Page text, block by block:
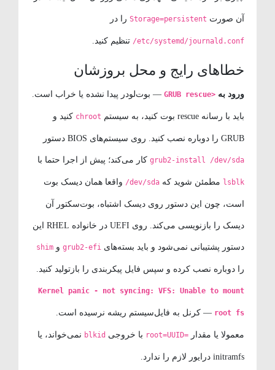
آن صورت Storage=persistent را در
/etc/systemd/journald.conf تنظیم کنید.
خطاهای رایج و محل بروزشان
ورود به GRUB rescue> — بوت‌لودر پیدا نشده یا خراب است.
باید با رسانه rescue بوت کنید، به سیستم chroot کنید و
GRUB را دوباره نصب کنید. روی سیستم‌های BIOS دستور
grub2-install /dev/sda کار می‌کند؛ پیش از اجرا حتما با
lsblk مطمئن شوید که /dev/sda واقعا همان دیسک بوت
است، چون این دستور روی دیسک اشتباه، بوت‌سکتور آن
دیسک را بازنویسی می‌کند. روی UEFI در خانواده RHEL این
دستور پشتیبانی نمی‌شود و باید بسته‌های grub2-efi و shim
را دوباره نصب کرده و سپس فایل پیکربندی را بازتولید کنید.
Kernel panic - not syncing: VFS: Unable to mount
root fs — کرنل به فایل‌سیستم ریشه نرسیده است.
معمولا یا مقدار root=UUID= با خروجی blkid نمی‌خواند، یا
initramfs درایور لازم را ندارد.